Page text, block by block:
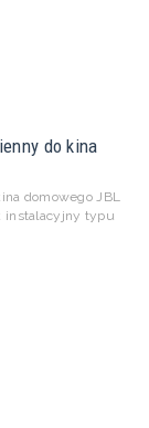
do kina
domowego JBL
instalacyjny typu